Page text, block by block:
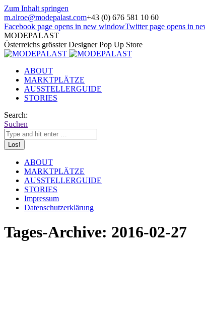
Zum Inhalt springen
m.alroe@modepalast.com+43 (0) 676 581 10 60
Facebook page opens in new windowTwitter page opens in
MODEPALAST
Österreichs grösster Designer Pop Up Store
ABOUT
MARKTPLÄTZE
AUSSTELLERGUIDE
STORIES
Search:
Suchen
ABOUT
MARKTPLÄTZE
AUSSTELLERGUIDE
STORIES
Impressum
Datenschutzerklärung
Tages-Archive: 2016-02-27